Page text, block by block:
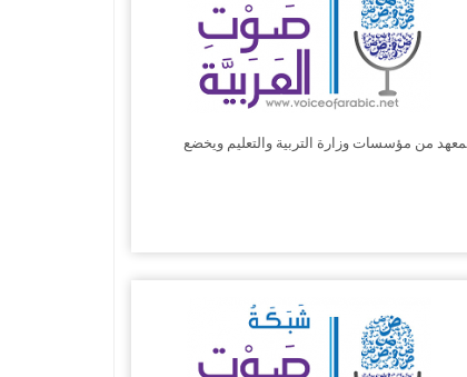
الموافق 1972م ، بناءً على موافقة مجلس الوزراء بتاريخ 29/3/1972م ، ولقد اعتبر هذا المعهد من مؤسسات وزارة التربية والتعليم ويخضع